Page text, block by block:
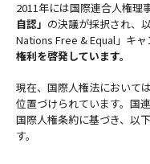
2011年には国際連合人権理
自認」 の決議が採択され、
Nations Free & Equal」キャ
権利を啓発しています。
現在、国際人権法において
位置づけられています。国
国際人権条約に基づき、以
す。